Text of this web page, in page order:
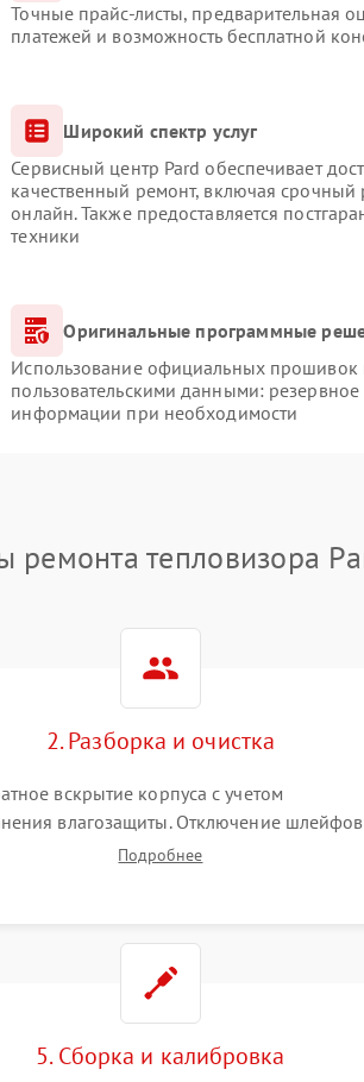
Точные прайс-листы, предварительная
платежей и возможность бесплатной
Широкий спектр услуг
Сервисный центр Pard обеспечивает
качественный ремонт, включая срочный
онлайн. Также предоставляется
техники
Оригинальные программные
Использование официальных прошивок
пользовательскими данными:
информации при необходимости
ремонта тепловизора
2. Разборка и очистка
вскрытие корпуса с учетом
влагозащиты. Отключение шлейфов
и дисплея. Очистка внутренних плат от
Подробнее
5. Сборка и калибровка